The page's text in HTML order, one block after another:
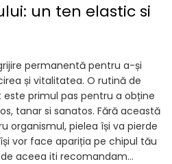
un ten elastic si
permanentă pentru a-și
și vitalitatea. O rutină de
primul pas pentru a obține
tanar si sanatos. Fără această
organismul, pielea își va pierde
vor face apariția pe chipul tău
aceea iti recomandam...